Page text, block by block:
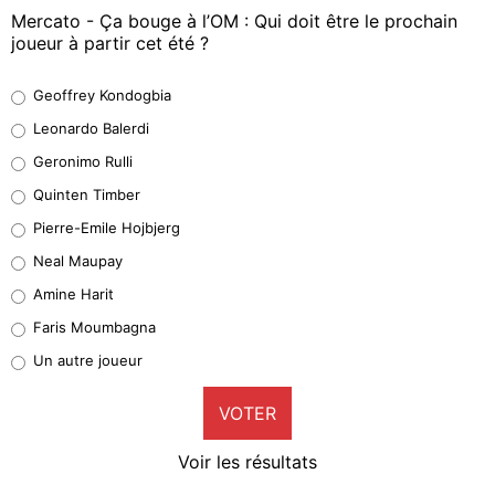
Mercato - Ça bouge à l’OM : Qui doit être le prochain
joueur à partir cet été ?
38%
32%
4%
1%
9%
Geoffrey Kondogbia
Leonardo Balerdi
Geronimo Rulli
Quinten Timber
Pierre-Emile Hojbjerg
Neal Maupay
Amine Harit
Faris Moumbagna
Un autre joueur
VOTER
Voir les résultats